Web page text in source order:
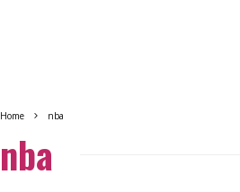
Home nba
nba